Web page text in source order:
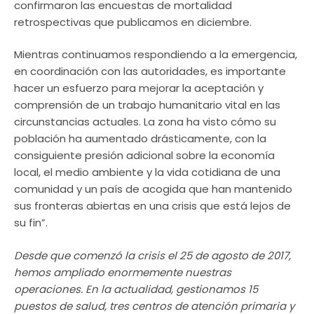
confirmaron las encuestas de mortalidad
retrospectivas que publicamos en diciembre.
Mientras continuamos respondiendo a la emergencia,
en coordinación con las autoridades, es importante
hacer un esfuerzo para mejorar la aceptación y
comprensión de un trabajo humanitario vital en las
circunstancias actuales. La zona ha visto cómo su
población ha aumentado drásticamente, con la
consiguiente presión adicional sobre la economía
local, el medio ambiente y la vida cotidiana de una
comunidad y un país de acogida que han mantenido
sus fronteras abiertas en una crisis que está lejos de
su fin”.
Desde que comenzó la crisis el 25 de agosto de 2017,
hemos ampliado enormemente nuestras
operaciones. En la actualidad, gestionamos 15
puestos de salud, tres centros de atención primaria y